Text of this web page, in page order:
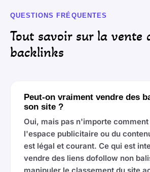
QUESTIONS FRÉQUENTES
Tout savoir sur la vente
backlinks
Peut-on vraiment vendre des
son site ?
Oui, mais pas n'importe
l'espace publicitaire ou du
est légal et courant. Ce qui est
vendre des liens dofollow non